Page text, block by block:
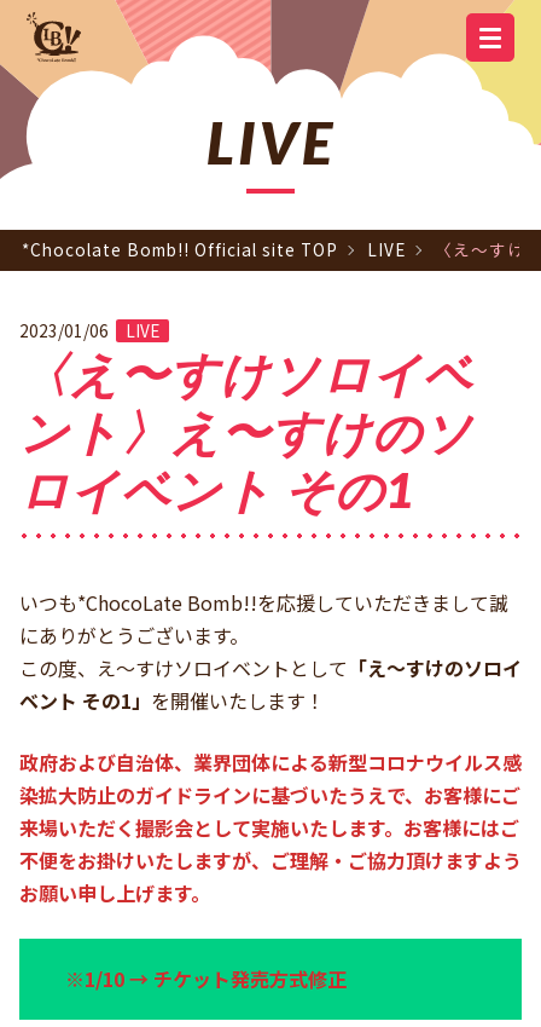
OFFICIAL SITE TOP
SCHEDULE DISCOGRAPHY
GOODS
YOUTUBE OFFICIAL LINE
OFFICIAL
LIVE
*Chocolate Bomb!! Official site TOP LIVE 〈え〜すけ
2023/01/06 LIVE
〈え〜すけソロイベ
ント〉え〜すけのソ
ロイベント その1
いつも*ChocoLate Bomb!!を応援していただきまして誠
にありがとうございます。
この度、え〜すけソロイベントとして 「え〜すけのソロイ
ベント その1」 を開催いたします！
政府および自治体、業界団体による新型コロナウイルス感
染拡大防止のガイドラインに基づいたうえで、お客様にご
来場いただく撮影会として実施いたします。お客様にはご
不便をお掛けいたしますが、ご理解・ご協力頂けますよう
お願い申し上げます。
※1/10 → チケット発売方式修正